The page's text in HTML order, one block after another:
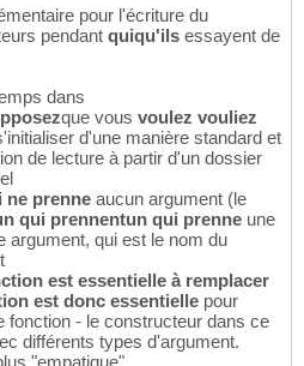
pour l'écriture du
pendant quiqu'ils essayent de
dans
que vous voulez vouliez
d'une manière standard et
de lecture à partir d'un dossier
ne prenne aucun argument (le
qui prennentun qui prenne une
argument, qui est le nom du
est essentielle à remplacer
est donc essentielle pour
fonction - le constructeur dans ce
différents types d'argument.